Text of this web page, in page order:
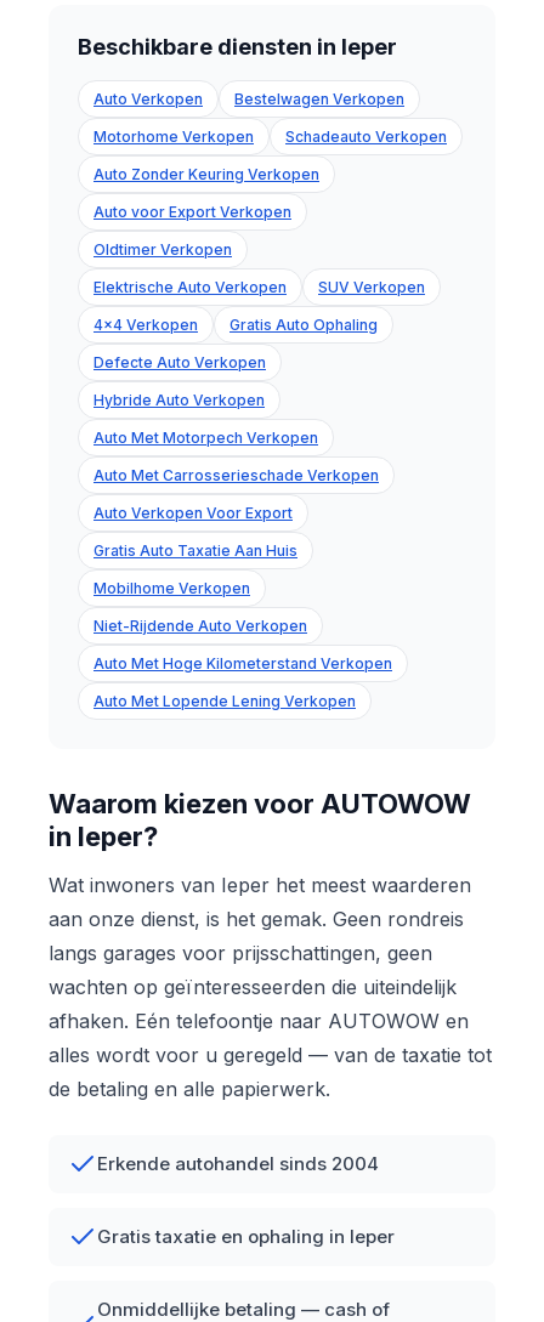
Beschikbare diensten in Ieper
Auto Verkopen Bestelwagen Verkopen
Motorhome Verkopen Schadeauto Verkopen
Auto Zonder Keuring Verkopen
Auto voor Export Verkopen
Oldtimer Verkopen
Elektrische Auto Verkopen SUV Verkopen
4x4 Verkopen Gratis Auto Ophaling
Defecte Auto Verkopen
Hybride Auto Verkopen
Auto Met Motorpech Verkopen
Auto Met Carrosserieschade Verkopen
Auto Verkopen Voor Export
Gratis Auto Taxatie Aan Huis
Mobilhome Verkopen
Niet-Rijdende Auto Verkopen
Auto Met Hoge Kilometerstand Verkopen
Auto Met Lopende Lening Verkopen
Waarom kiezen voor AUTOWOW
in Ieper?
Wat inwoners van Ieper het meest waarderen
aan onze dienst, is het gemak. Geen rondreis
langs garages voor prijsschattingen, geen
wachten op geïnteresseerden die uiteindelijk
afhaken. Eén telefoontje naar AUTOWOW en
alles wordt voor u geregeld — van de taxatie tot
de betaling en alle papierwerk.
Erkende autohandel sinds 2004
Gratis taxatie en ophaling in Ieper
Onmiddellijke betaling — cash of